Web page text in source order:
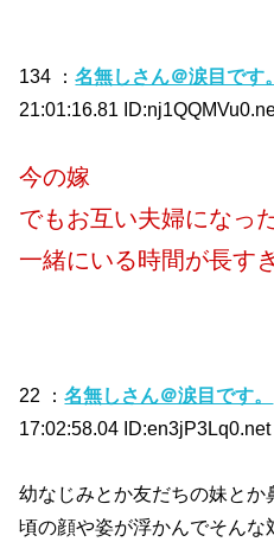
134 ：名無しさん＠涙目です
21:01:16.81
今の嫁
でもお互い夫婦になっ
一緒にいる時間が長す
22 ：名無しさん＠涙目です。
17:02:58.04 ID:en3jP3Lq0.net
幼なじみとか友だちの妹と
頃の顔や姿が浮かんでそんな